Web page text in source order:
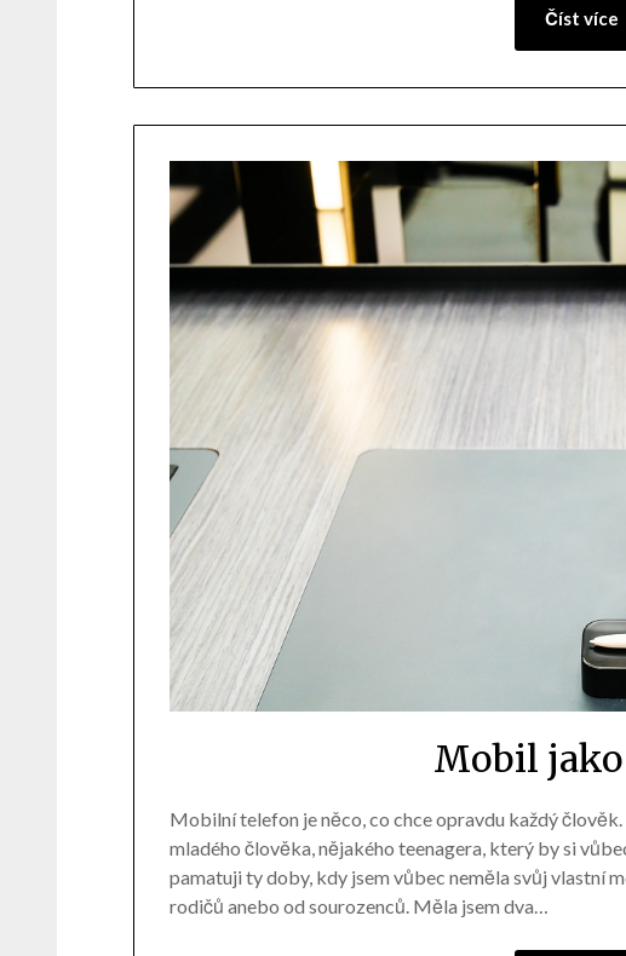
Číst více
Mobil
Mobilní telefon je něco, co chce opravdu každý
mladého člověka, nějakého teenagera, který by si
pamatuji ty doby, kdy jsem vůbec neměla svůj vlastní
rodičů anebo od sourozenců. Měla jsem dva…